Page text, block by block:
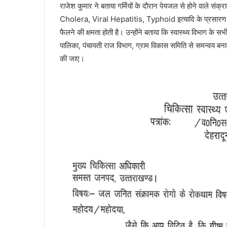
राजेश कुमार ने बताया गर्मियों के दौरान पेयजल से होने
Cholera, Viral Hepatitis, Typhoid इत्यादि के प्रसारण
फैलने की क्षमता होती है। उन्होंने बताया कि स्वास्थ्य विभाग के
पालिका, पंचायती राज विभाग, ग्राम विकास समिति से समन्वय
की जाए।